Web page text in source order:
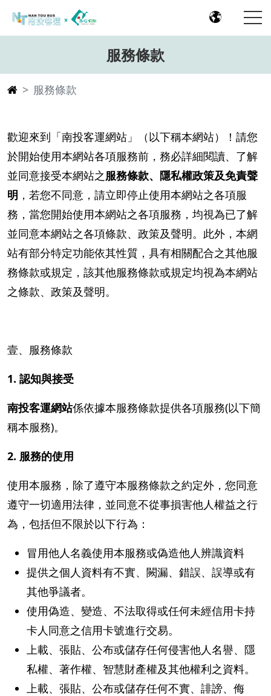
服務條款
服務條款
歡迎來到「南投客運網站」（以下稱本網站）！請您
於開始使用本網站各項服務前，務必詳細閱讀、了解
並同意接受本網站之服務條款、隱私權政策及免責聲
明 ，若您不同意，請立即停止使用本網站之各項服
務，當您開始使用本網站之各項服務，均視為已了解
並同意本網站之各項條款、政策及聲明。此外，本網
站有部分特定功能依其性質，具有相關配合之其他服
務條款或規定，該其他服務條款或規定均視為本網站
之條款、政策及聲明。
壹、服務條款
1. 認知與接受
南投客運網站係依據本服務條款提供各項服務(以下簡
稱本服務)。
2. 服務的使用
使用本服務，除了遵守本服務條款之約定外，您同意
遵守一切適用法律，並同意不從事損害他人權益之行
為，包括但不限於以下行為：
冒用他人名義使用本服務或偽造他人辨識資料
提供之個人資料有不實、闕漏、錯誤、誤導或有
其他爭議者。
使用偽造、變造、不法取得或任何未經信用卡持
卡人同意之信用卡號進行交易。
上載、張貼、公布或儲存任何侵害他人名譽、隱
私權、著作權、智慧財產權及其他權利之資料。
上載、張貼、公布或儲存任何不實、誹謗、侮